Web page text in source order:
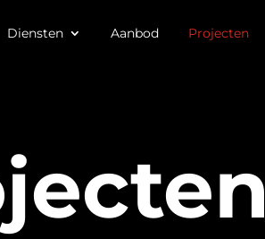
Diensten Aanbod Projecten